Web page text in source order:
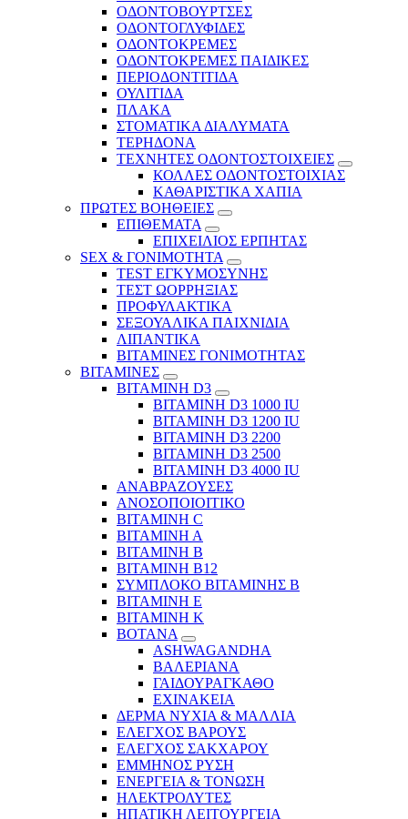
ΟΔΟΝΤΟΒΟΥΡΤΣΕΣ
ΟΔΟΝΤΟΓΛΥΦΙΔΕΣ
ΟΔΟΝΤΟΚΡΕΜΕΣ
ΟΔΟΝΤΟΚΡΕΜΕΣ ΠΑΙΔΙΚΕΣ
ΠΕΡΙΟΔΟΝΤΙΤΙΔΑ
ΟΥΛΙΤΙΔΑ
ΠΛΑΚΑ
ΣΤΟΜΑΤΙΚΑ ΔΙΑΛΥΜΑΤΑ
ΤΕΡΗΔΟΝΑ
ΤΕΧΝΗΤΕΣ ΟΔΟΝΤΟΣΤΟΙΧΕΙΕΣ
ΚΟΛΛΕΣ ΟΔΟΝΤΟΣΤΟΙΧΙΑΣ
ΚΑΘΑΡΙΣΤΙΚΑ ΧΑΠΙΑ
ΠΡΩΤΕΣ ΒΟΗΘΕΙΕΣ
ΕΠΙΘΕΜΑΤΑ
ΕΠΙΧΕΙΛΙΟΣ ΕΡΠΗΤΑΣ
SEX & ΓΟΝΙΜΟΤΗΤΑ
TEST ΕΓΚΥΜΟΣΥΝΗΣ
ΤΕΣΤ ΩΟΡΡΗΞΙΑΣ
ΠΡΟΦΥΛΑΚΤΙΚΑ
ΣΕΞΟΥΑΛΙΚΑ ΠΑΙΧΝΙΔΙΑ
ΛΙΠΑΝΤΙΚΑ
ΒΙΤΑΜΙΝΕΣ ΓΟΝΙΜΟΤΗΤΑΣ
ΒΙΤΑΜΙΝΕΣ
ΒΙΤΑΜΙΝΗ D3
ΒΙΤΑΜΙΝΗ D3 1000 IU
ΒΙΤΑΜΙΝΗ D3 1200 IU
ΒΙΤΑΜΙΝΗ D3 2200
ΒΙΤΑΜΙΝΗ D3 2500
BITAMINH D3 4000 IU
ΑΝΑΒΡΑΖΟΥΣΕΣ
ΑΝΟΣΟΠΟΙΟΙΤΙΚΟ
ΒΙΤΑΜΙΝΗ C
ΒΙΤΑΜΙΝΗ Α
ΒΙΤΑΜΙΝΗ Β
ΒΙΤΑΜΙΝΗ Β12
ΣΥΜΠΛΟΚΟ ΒΙΤΑΜΙΝΗΣ Β
ΒΙΤΑΜΙΝΗ Ε
ΒΙΤΑΜΙΝΗ Κ
ΒΟΤΑΝΑ
ASHWAGANDHA
ΒΑΛΕΡΙΑΝΑ
ΓΑΙΔΟΥΡΑΓΚΑΘΟ
ΕΧΙΝΑΚΕΙΑ
ΔΕΡΜΑ ΝΥΧΙΑ & ΜΑΛΛΙΑ
ΕΛΕΓΧΟΣ ΒΑΡΟΥΣ
ΕΛΕΓΧΟΣ ΣΑΚΧΑΡΟΥ
ΕΜΜΗΝΟΣ ΡΥΣΗ
ΕΝΕΡΓΕΙΑ & ΤΟΝΩΣΗ
ΗΛΕΚΤΡΟΛΥΤΕΣ
ΗΠΑΤΙΚΗ ΛΕΙΤΟΥΡΓΕΙΑ